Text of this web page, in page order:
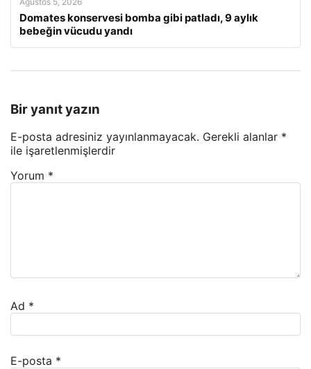
Domates konservesi bomba gibi patladı, 9 aylık
bebeğin vücudu yandı
Bir yanıt yazın
E-posta adresiniz yayınlanmayacak. Gerekli alanlar *
ile işaretlenmişlerdir
Yorum *
Ad *
E-posta *